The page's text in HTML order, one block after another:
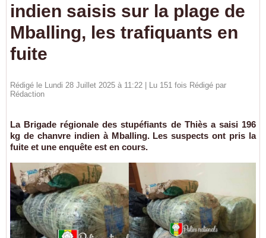
indien saisis sur la plage de
Mballing, les trafiquants en
fuite
Rédigé le Lundi 28 Juillet 2025 à 11:22 | Lu 151 fois Rédigé par
Rédaction
La Brigade régionale des stupéfiants de Thiès a saisi 196
kg de chanvre indien à Mballing. Les suspects ont pris la
fuite et une enquête est en cours.